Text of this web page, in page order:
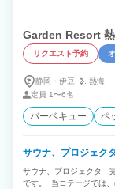
Garden Resort
リクエスト予約
静岡・伊豆
熱海
定員 1〜6名
バーベキュー ペ
サウナ、プロジェク
サウナ、プロジェクタ―
です。 当コテージでは、